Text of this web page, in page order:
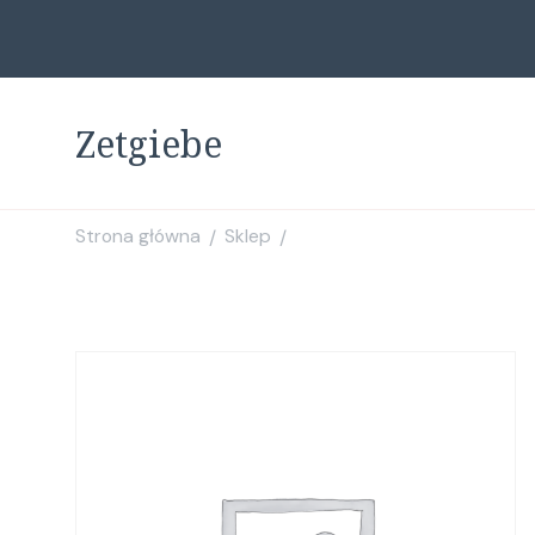
Zetgiebe
Strona główna / Sklep /